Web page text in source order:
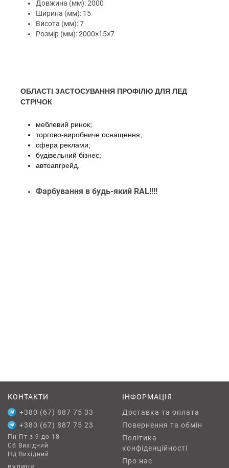
Довжина (мм): 2000
Ширина (мм): 15
Висота (мм): 7
Розмір (мм): 2000×15×7
ОБЛАСТІ ЗАСТОСУВАННЯ ПРОФІЛЮ ДЛЯ ЛЕД
СТРІЧОК
меблевий ринок;
торгово-виробниче оснащення;
сфера реклами;
будівельний бізнес;
автоапгрейд.
Фарбування в будь-який RAL!!!!
КОНТАКТИ
+380 (67) 887 75 33
+380 (67) 887 75 23
Пн-Пт з 9 до 18
Сб Вихідний
Нд Вихідний
ІНФОРМАЦІЯ
Доставка та оплата
Повернення та обмін
Політика
конфіденційності
Про нас